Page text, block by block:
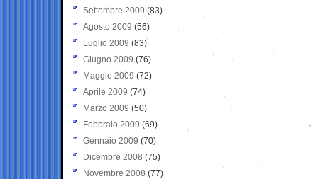
Settembre 2009 (83)
Agosto 2009 (56)
Luglio 2009 (83)
Giugno 2009 (76)
Maggio 2009 (72)
Aprile 2009 (74)
Marzo 2009 (50)
Febbraio 2009 (69)
Gennaio 2009 (70)
Dicembre 2008 (75)
Novembre 2008 (77)